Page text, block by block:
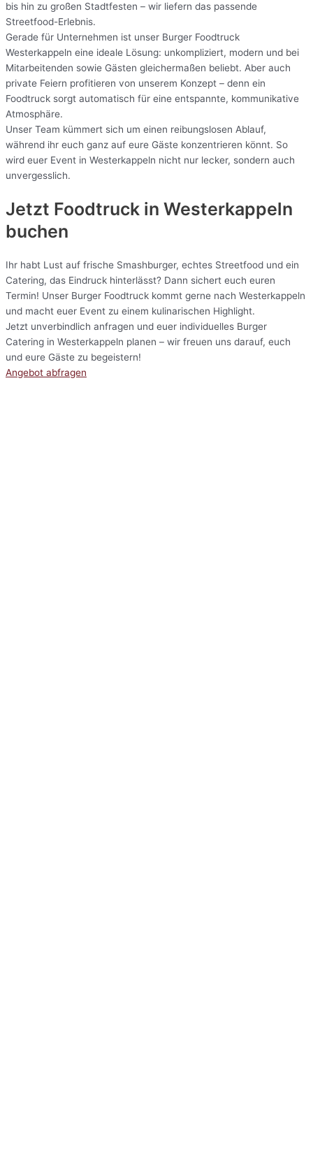
bis hin zu großen Stadtfesten – wir liefern das passende
Streetfood-Erlebnis.
Gerade für Unternehmen ist unser Burger Foodtruck
Westerkappeln eine ideale Lösung: unkompliziert, modern und bei
Mitarbeitenden sowie Gästen gleichermaßen beliebt. Aber auch
private Feiern profitieren von unserem Konzept – denn ein
Foodtruck sorgt automatisch für eine entspannte, kommunikative
Atmosphäre.
Unser Team kümmert sich um einen reibungslosen Ablauf,
während ihr euch ganz auf eure Gäste konzentrieren könnt. So
wird euer Event in Westerkappeln nicht nur lecker, sondern auch
unvergesslich.
Jetzt Foodtruck in Westerkappeln
buchen
Ihr habt Lust auf frische Smashburger, echtes Streetfood und ein
Catering, das Eindruck hinterlässt? Dann sichert euch euren
Termin! Unser Burger Foodtruck kommt gerne nach Westerkappeln
und macht euer Event zu einem kulinarischen Highlight.
Jetzt unverbindlich anfragen und euer individuelles Burger
Catering in Westerkappeln planen – wir freuen uns darauf, euch
und eure Gäste zu begeistern!
Angebot abfragen